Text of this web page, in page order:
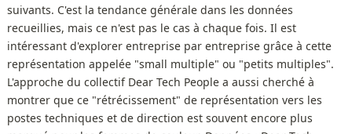
suivants. C'est la tendance générale dans les données
recueillies, mais ce n'est pas le cas à chaque fois. Il est
intéressant d'explorer entreprise par entreprise grâce à cette
représentation appelée "small multiple" ou "petits multiples".
L'approche du collectif Dear Tech People a aussi cherché à
montrer que ce "rétrécissement" de représentation vers les
postes techniques et de direction est souvent encore plus